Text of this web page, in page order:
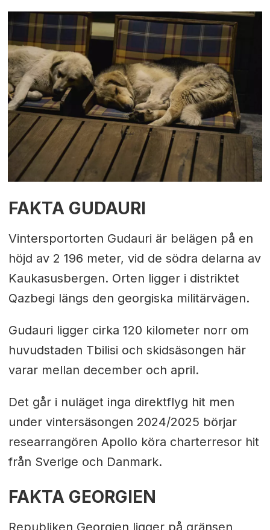
FAKTA GUDAURI
Vintersportorten Gudauri är belägen på en
höjd av 2 196 meter, vid de södra delarna av
Kaukasusbergen. Orten ligger i distriktet
Qazbegi längs den georgiska militärvägen.
Gudauri ligger cirka 120 kilometer norr om
huvudstaden Tbilisi och skidsäsongen här
varar mellan december och april.
Det går i nuläget inga direktflyg hit men
under vintersäsongen 2024/2025 börjar
researrangören Apollo köra charterresor hit
från Sverige och Danmark.
FAKTA GEORGIEN